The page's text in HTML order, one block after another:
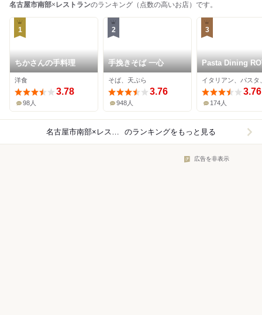
名古屋市南部× レストランのランキング（点数の高いお店）です。
1
ちかさんの手料理
洋食
3.78
98人
2
手挽きそば 一心
そば、天ぷら
3.76
948人
3
Pasta Dining
3.76
174人
名古屋市南部×レストラン のランキングをもっと見る
広告を非表示